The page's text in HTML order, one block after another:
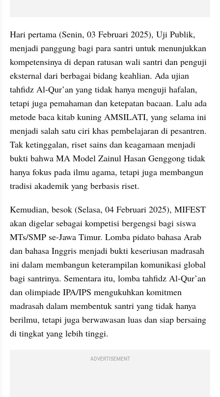
Hari pertama (Senin, 03 Februari 2025), Uji Publik,
menjadi panggung bagi para santri untuk menunjukkan
kompetensinya di depan ratusan wali santri dan penguji
eksternal dari berbagai bidang keahlian. Ada ujian
tahfidz Al-Qur’an yang tidak hanya menguji hafalan,
tetapi juga pemahaman dan ketepatan bacaan. Lalu ada
metode baca kitab kuning AMSILATI, yang selama ini
menjadi salah satu ciri khas pembelajaran di pesantren.
Tak ketinggalan, riset sains dan keagamaan menjadi
bukti bahwa MA Model Zainul Hasan Genggong tidak
hanya fokus pada ilmu agama, tetapi juga membangun
tradisi akademik yang berbasis riset.
Kemudian, besok (Selasa, 04 Februari 2025), MIFEST
akan digelar sebagai kompetisi bergengsi bagi siswa
MTs/SMP se-Jawa Timur. Lomba pidato bahasa Arab
dan bahasa Inggris menjadi bukti keseriusan madrasah
ini dalam membangun keterampilan komunikasi global
bagi santrinya. Sementara itu, lomba tahfidz Al-Qur’an
dan olimpiade IPA/IPS mengukuhkan komitmen
madrasah dalam membentuk santri yang tidak hanya
berilmu, tetapi juga berwawasan luas dan siap bersaing
di tingkat yang lebih tinggi.
ADVERTISEMENT